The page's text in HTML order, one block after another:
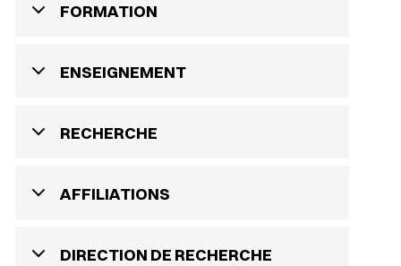
FORMATION
ENSEIGNEMENT
RECHERCHE
AFFILIATIONS
DIRECTION DE RECHERCHE